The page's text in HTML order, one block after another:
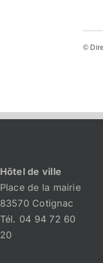
©
Hôtel de ville
Place de la mairie
83570 Cotignac
Tél. 04 94 72 60
20